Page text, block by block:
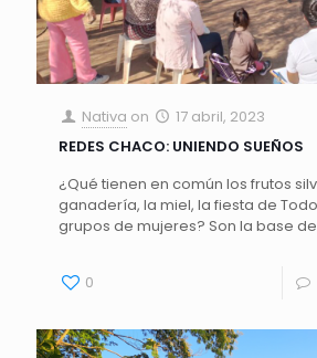
Nativa on
17 abril, 2023
REDES CHACO: UNIENDO SUEÑOS
¿Qué tienen en común los frutos
ganadería, la miel, la fiesta de
grupos de mujeres? Son la base
0